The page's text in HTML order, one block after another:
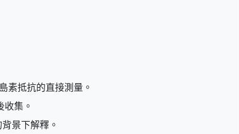
素抵抗的直接測量。
集。
景下解釋。